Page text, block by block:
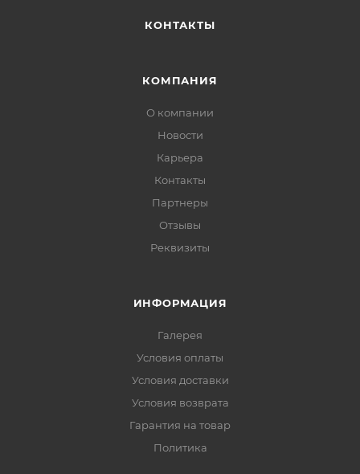
КОНТАКТЫ
КОМПАНИЯ
О компании
Новости
Карьера
Контакты
Партнеры
Отзывы
Реквизиты
ИНФОРМАЦИЯ
Галерея
Условия оплаты
Условия доставки
Условия возврата
Гарантия на товар
Политика